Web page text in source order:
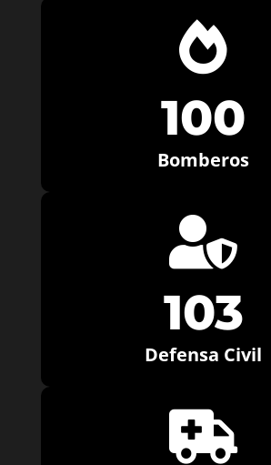

100
Bomberos

103
Defensa Civil
